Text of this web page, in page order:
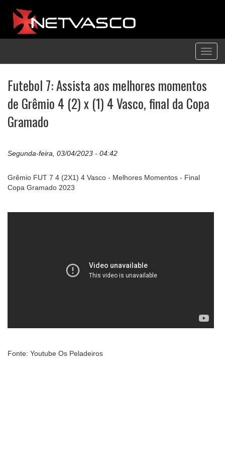
Futebol 7: Assista aos melhores momentos
de Grêmio 4 (2) x (1) 4 Vasco, final da Copa
Gramado
Segunda-feira, 03/04/2023 - 04:42
Grêmio FUT 7 4 (2X1) 4 Vasco - Melhores Momentos - Final
Copa Gramado 2023
Fonte: Youtube Os Peladeiros